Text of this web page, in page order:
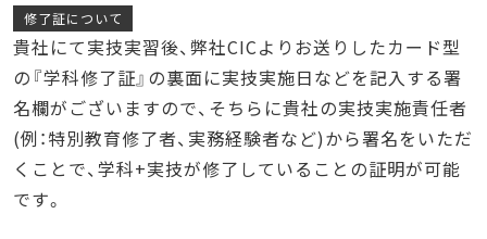
修了証について
貴社にて実技実習後、弊社CICよりお送りしたカード型
の『学科修了証』の裏面に実技実施日などを記入する署
名欄がございますので、そちらに貴社の実技実施責任者
(例：特別教育修了者、実務経験者など)から署名をいただ
くことで、学科+実技が修了していることの証明が可能
です。